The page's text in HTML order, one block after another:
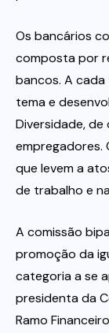
Os bancários
composta por
bancos. A
tema e
Diversidade,
empregadores.
que levem a
de trabalho e
A comissão
promoção da
categoria a se
presidenta da
Ramo